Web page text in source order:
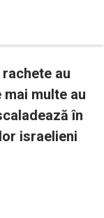
au
multe au
în
israelieni